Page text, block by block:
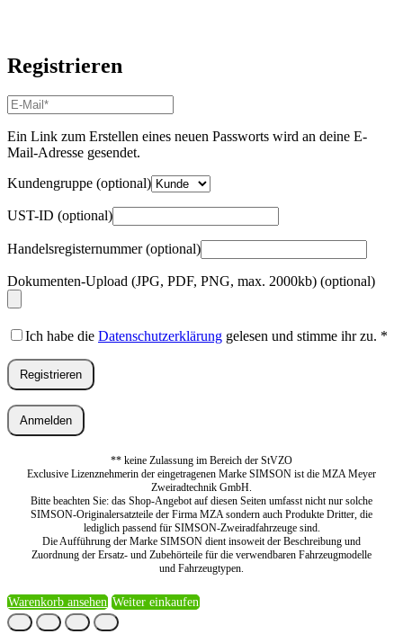
Registrieren
E-
Mail-
Adresse*
Erforderlich
Ein Link zum Erstellen eines neuen Passworts wird an deine E-
Mail-Adresse gesendet.
Kundengruppe (optional)
UST-ID (optional)
Handelsregisternummer(optional)
Dokumenten-Upload (JPG, PDF, PNG, max. 2000kb) (optional)
Ich habe die Datenschutzerklärung gelesen und stimme ihr zu. *
Registrieren
Anmelden
** keine Zulassung im Bereich der StVZO
Exclusive Lizenznehmerin der eingetragenen Marke SIMSON ist die MZA Meyer
Zweiradtechnik GmbH.
Bitte beachten Sie: das Shop-Angebot auf diesen Seiten umfasst nicht nur solche
SIMSON-Originalersatzteile der Firma MZA sondern auch Produkte Dritter, die
lediglich passend für SIMSON-Zweiradfahrzeuge sind.
Die Aufführung der Marke SIMSON dient insoweit der Beschreibung und
Zuordnung der Ersatz- und Zubehörteile für die verwendbaren Fahrzeugmodelle
und Fahrzeugtypen.
Warenkorb ansehen Weiter einkaufen